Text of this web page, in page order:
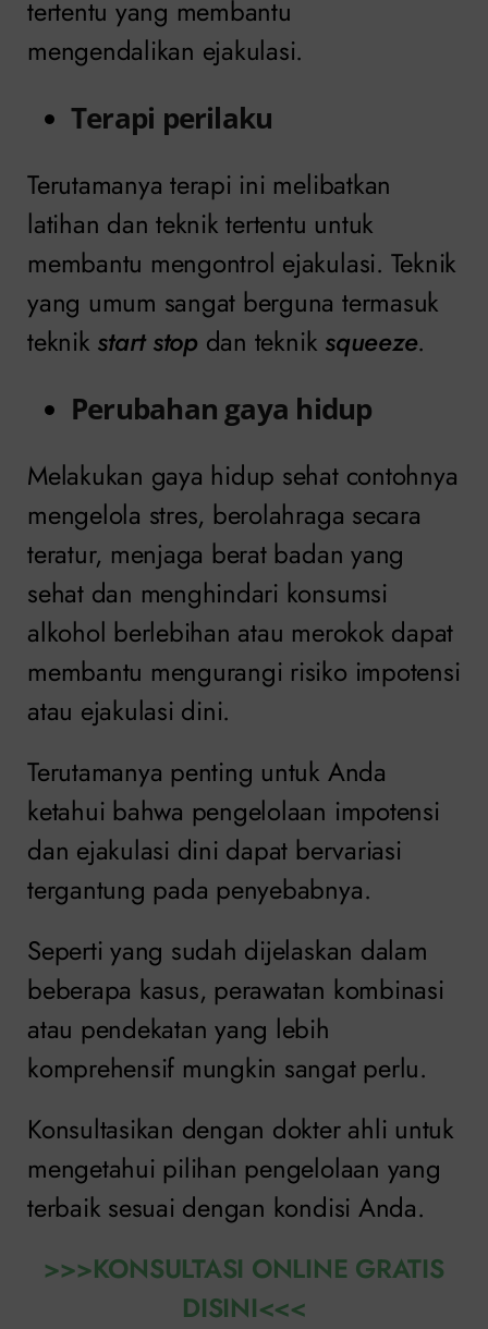
tertentu yang membantu
mengendalikan ejakulasi.
Terapi perilaku
Terutamanya terapi ini melibatkan
latihan dan teknik tertentu untuk
membantu mengontrol ejakulasi. Teknik
yang umum sangat berguna termasuk
teknik start stop dan teknik squeeze.
Perubahan gaya hidup
Melakukan gaya hidup sehat contohnya
mengelola stres, berolahraga secara
teratur, menjaga berat badan yang
sehat dan menghindari konsumsi
alkohol berlebihan atau merokok dapat
membantu mengurangi risiko impotensi
atau ejakulasi dini.
Terutamanya penting untuk Anda
ketahui bahwa pengelolaan impotensi
dan ejakulasi dini dapat bervariasi
tergantung pada penyebabnya.
Seperti yang sudah dijelaskan dalam
beberapa kasus, perawatan kombinasi
atau pendekatan yang lebih
komprehensif mungkin sangat perlu.
Konsultasikan dengan dokter ahli untuk
mengetahui pilihan pengelolaan yang
terbaik sesuai dengan kondisi Anda.
>>>KONSULTASI ONLINE GRATIS
DISINI<<<